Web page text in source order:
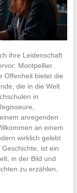
ihre Leidenschaft
Montpellier.
Offenheit bietet die
die in die Welt
in
anregenden
an einem
wirklich gelebt
ist ein
in der Bild und
zu erzählen,